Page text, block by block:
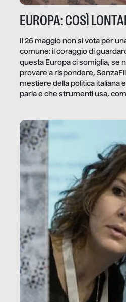
EUROPA: COSÌ
Il 26 maggio non si vota per
comune: il coraggio di
questa Europa ci somiglia, se
provare a rispondere,
mestiere della politica italiana
parla e che strumenti usa,